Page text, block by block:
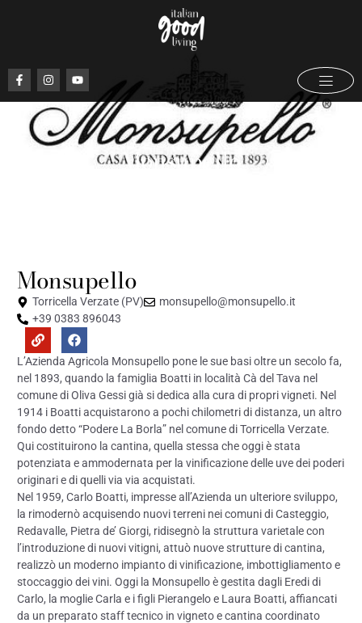
Monsupello
Monsupello
Torricella Verzate (PV)
monsupello@monsupello.it
+39 0383 896043
L’Azienda Agricola Monsupello pone le sue basi oltre un secolo fa,
nel 1893, quando la famiglia Boatti in località Cà del Tava nel
comune di Oliva Gessi già si dedica alla cura di propri vigneti. Nel
1914 i Boatti acquistarono a pochi chilometri di distanza, un altro
fondo detto “Podere La Borla” nel comune di Torricella Verzate.
Qui costituirono la cantina, quella stessa che oggi è stata
potenziata e ammodernata per la vinificazione delle uve dei poderi
originari e di quelli via via acquistati.
Nel 1959, Carlo Boatti, impresse all’Azienda un ulteriore sviluppo,
la rimodernò acquisendo nuovi terreni nei comuni di Casteggio,
Redavalle, Pietra de’ Giorgi, ridisegnò la struttura varietale con
l’introduzione di nuovi vitigni, attuò nuove strutture di cantina,
realizzò un moderno impianto di vinificazione, imbottigliamento e
stoccaggio dei vini. Oggi la Monsupello è gestita dagli Eredi di
Carlo, la moglie Carla e i figli Pierangelo e Laura Boatti, affiancati
da un preparato staff tecnico in vigneto e cantina coordinato